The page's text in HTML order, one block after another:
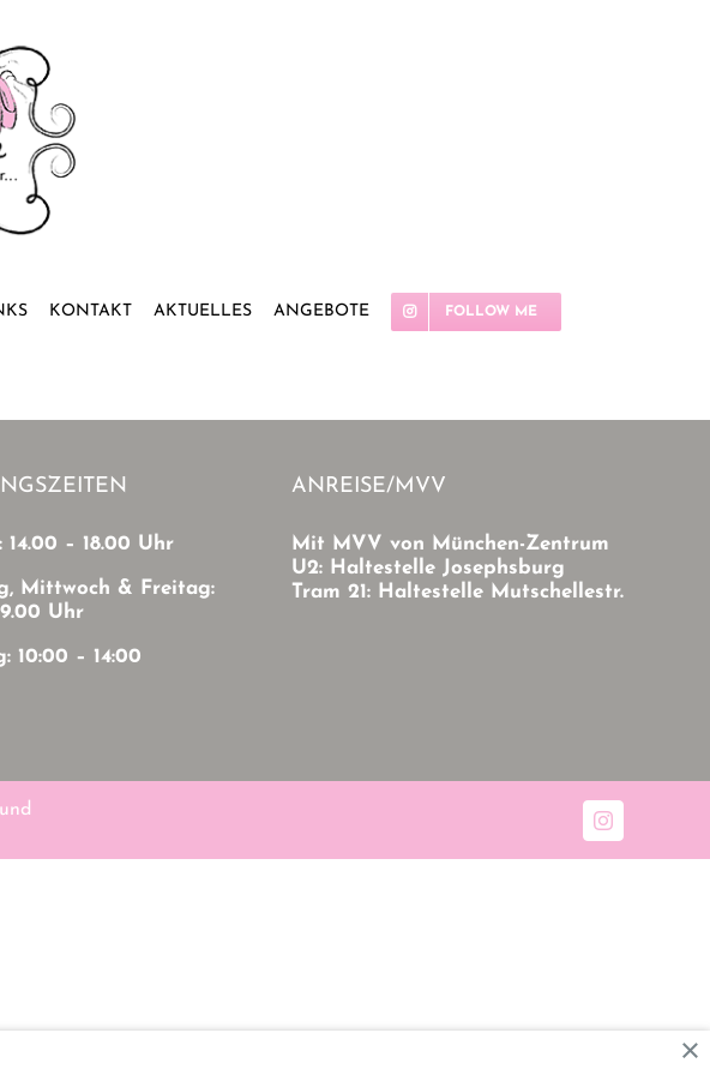
KONTAKT AKTUELLES ANGEBOTE FOLLOW ME
14.00 – 18.00 Uhr
Mittwoch & Freitag:
Uhr
10:00 – 14:00
ANREISE/MVV
Mit MVV von München-Zentrum
U2: Haltestelle Josephsburg
Tram 21: Haltestelle Mutschellestr.
Instagram
×